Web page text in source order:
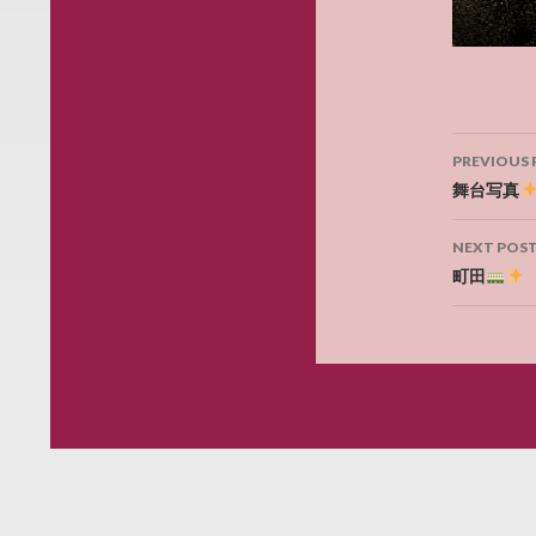
Post
PREVIOUS
舞台写真
NEXT POST
町田